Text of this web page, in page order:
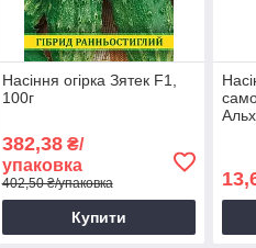
Насіння огірка Зятек F1,
100г
382,38₴/
упаковка
402,50 ₴/упаковка
Купити